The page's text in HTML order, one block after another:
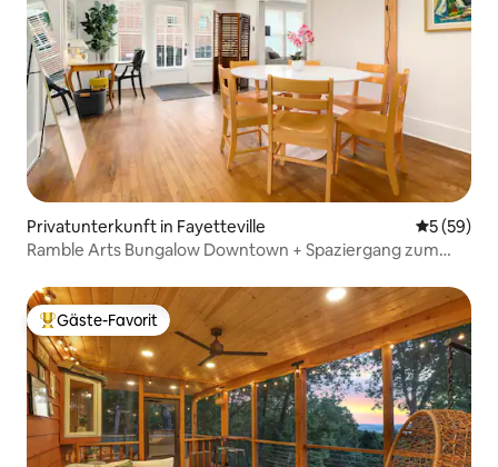
Privatunterkunft in Fayetteville
5 (59)
Ramble Arts Bungalow Downtown + Spaziergang zum
Beliebter Gäste-Favorit.
Gäste-Favorit